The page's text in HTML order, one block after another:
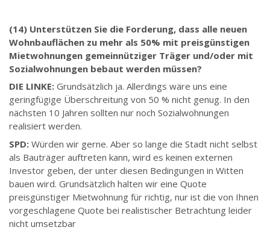
(14) Unterstützen Sie die Forderung, dass alle neuen
Wohnbauflächen zu mehr als 50% mit preisgünstigen
Mietwohnungen gemeinnütziger Träger und/oder mit
Sozialwohnungen bebaut werden müssen?
DIE LINKE: Grundsätzlich ja. Allerdings wäre uns eine
geringfügige Überschreitung von 50 % nicht genug. In den
nächsten 10 Jahren sollten nur noch Sozialwohnungen
realisiert werden.
SPD: Würden wir gerne. Aber so lange die Stadt nicht selbst
als Bauträger auftreten kann, wird es keinen externen
Investor geben, der unter diesen Bedingungen in Witten
bauen wird. Grundsätzlich halten wir eine Quote
preisgünstiger Mietwohnung für richtig, nur ist die von Ihnen
vorgeschlagene Quote bei realistischer Betrachtung leider
nicht umsetzbar